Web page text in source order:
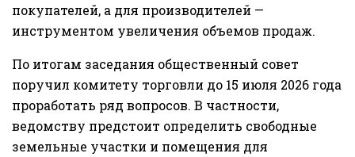
покупателей, а для производителей —
инструментом увеличения объемов продаж.
По итогам заседания общественный совет
поручил комитету торговли до 15 июля 2026 года
проработать ряд вопросов. В частности,
ведомству предстоит определить свободные
земельные участки и помещения для